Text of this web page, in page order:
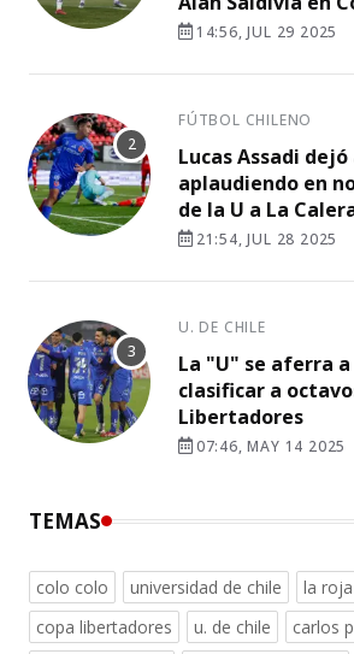
14:56, JUL 29 2025
FÚTBOL CHILENO
Lucas Assadi
aplaudiendo en
de la U a La
21:54, JUL 28 2025
U. DE CHILE
La "U" se aferra
clasificar a
Libertadores
07:46, MAY 14 2025
TEMAS
colo colo universidad de chile la roja
copa libertadores
u. de chile
carlos